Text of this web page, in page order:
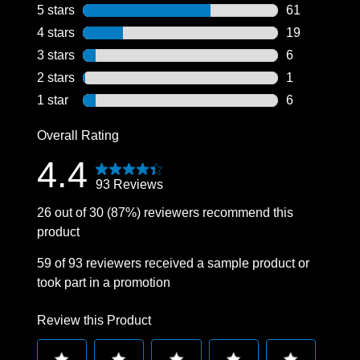
5 stars stars
61
61 reviews
4 stars stars
19
19 reviews
3 stars stars
6
6 reviews
2 stars stars
1
1 review
1 star stars
6
Overall Rating
4.4 93 Reviews
26 out of 30 (87%) reviewers recommend this
product
59 of 93 reviewers received a sample product or
took part in a promotion
Review this Product